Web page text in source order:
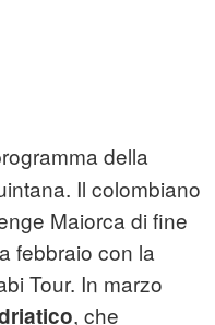
della
Il colombiano
Maiorca di fine
febbraio con la
Tour. In marzo
, che